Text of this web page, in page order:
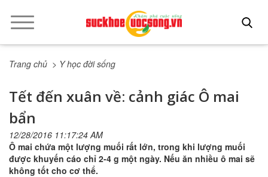
Trang chủ > Y học đời sống
Tết đến xuân về: cảnh giác Ô mai
bẩn
12/28/2016 11:17:24 AM
Ô mai chứa một lượng muối rất lớn, trong khi lượng muối
được khuyến cáo chỉ 2-4 g một ngày. Nếu ăn nhiều ô mai sẽ
không tốt cho cơ thể.